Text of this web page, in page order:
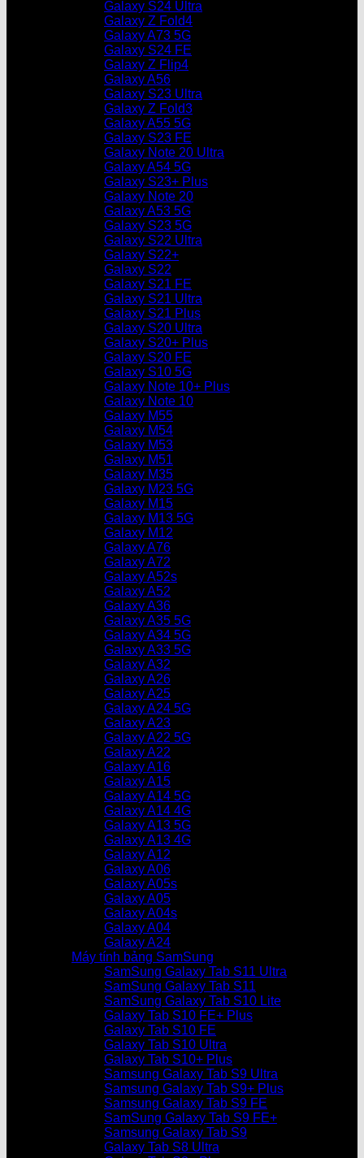
Galaxy S24 Ultra
Galaxy Z Fold4
Galaxy A73 5G
Galaxy S24 FE
Galaxy Z Flip4
Galaxy A56
Galaxy S23 Ultra
Galaxy Z Fold3
Galaxy A55 5G
Galaxy S23 FE
Galaxy Note 20 Ultra
Galaxy A54 5G
Galaxy S23+ Plus
Galaxy Note 20
Galaxy A53 5G
Galaxy S23 5G
Galaxy S22 Ultra
Galaxy S22+
Galaxy S22
Galaxy S21 FE
Galaxy S21 Ultra
Galaxy S21 Plus
Galaxy S20 Ultra
Galaxy S20+ Plus
Galaxy S20 FE
Galaxy S10 5G
Galaxy Note 10+ Plus
Galaxy Note 10
Galaxy M55
Galaxy M54
Galaxy M53
Galaxy M51
Galaxy M35
Galaxy M23 5G
Galaxy M15
Galaxy M13 5G
Galaxy M12
Galaxy A76
Galaxy A72
Galaxy A52s
Galaxy A52
Galaxy A36
Galaxy A35 5G
Galaxy A34 5G
Galaxy A33 5G
Galaxy A32
Galaxy A26
Galaxy A25
Galaxy A24 5G
Galaxy A23
Galaxy A22 5G
Galaxy A22
Galaxy A16
Galaxy A15
Galaxy A14 5G
Galaxy A14 4G
Galaxy A13 5G
Galaxy A13 4G
Galaxy A12
Galaxy A06
Galaxy A05s
Galaxy A05
Galaxy A04s
Galaxy A04
Galaxy A24
Máy tính bảng SamSung
SamSung Galaxy Tab S11 Ultra
SamSung Galaxy Tab S11
SamSung Galaxy Tab S10 Lite
Galaxy Tab S10 FE+ Plus
Galaxy Tab S10 FE
Galaxy Tab S10 Ultra
Galaxy Tab S10+ Plus
Samsung Galaxy Tab S9 Ultra
Samsung Galaxy Tab S9+ Plus
Samsung Galaxy Tab S9 FE
SamSung Galaxy Tab S9 FE+
Samsung Galaxy Tab S9
Galaxy Tab S8 Ultra